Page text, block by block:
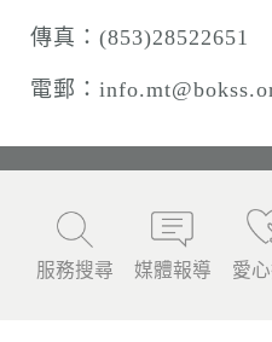
傳真：(853)28522651
電郵：
服務搜尋 媒體報導 愛